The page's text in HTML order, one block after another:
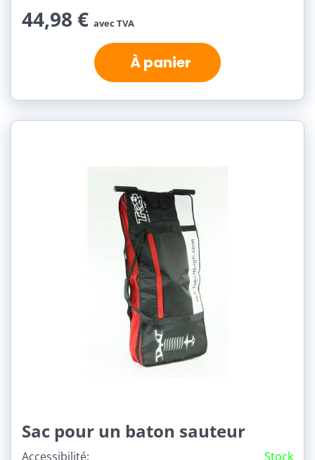
44,98 € avec TVA
À panier
Sac pour un baton sauteur
Accessibilité: Stock